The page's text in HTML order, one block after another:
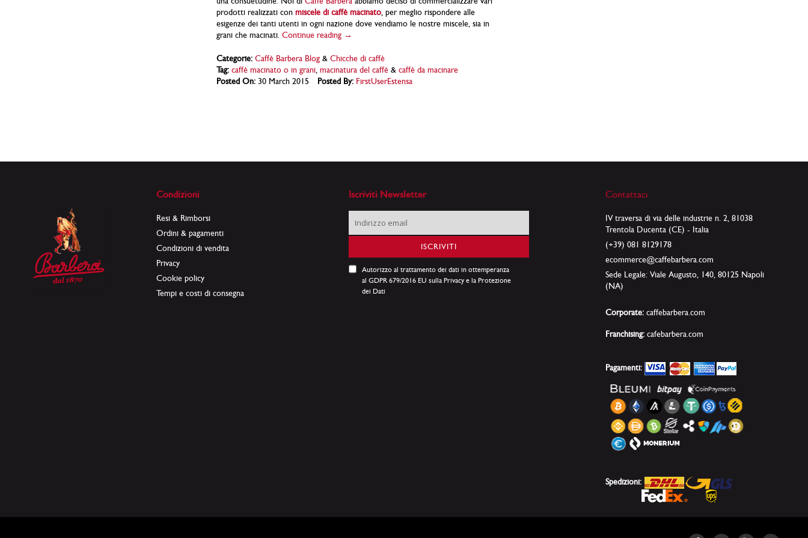
prodotti realizzati con miscele di caffè macinato, per meglio rispondere alle
esigenze dei tanti utenti in ogni nazione dove vendiamo le nostre miscele, sia in
grani che macinati. Continue reading →
Categorie: Caffè Barbera Blog& Chicche di caffè
Tag: caffè macinato o in grani, macinatura del caffè& caffè da macinare
Posted On:30 March 2015 Posted By: FirstUserEstensa
Condizioni
Resi & Rimborsi
Ordini & pagamenti
Condizioni di vendita
Privacy
Cookie policy
Tempi e costi di consegna
Iscriviti Newsletter
Iscriviti
alla
ISCRIVITI
Autorizzo al trattamento dei dati in ottemperanza
al GDPR 679/2016 EU sulla Privacy e la Protezione
dei Dati
Contattaci
IV traversa di via delle industrie n. 2, 81038
Trentola Ducenta (CE) - Italia
(+39) 081 8129178
ecommerce@caffebarbera.com
Sede Legale: Viale Augusto, 140, 80125 Napoli
(NA)
Corporate: caffebarbera.com
Franchising: cafebarbera.com
Pagamenti:
Spedizioni: